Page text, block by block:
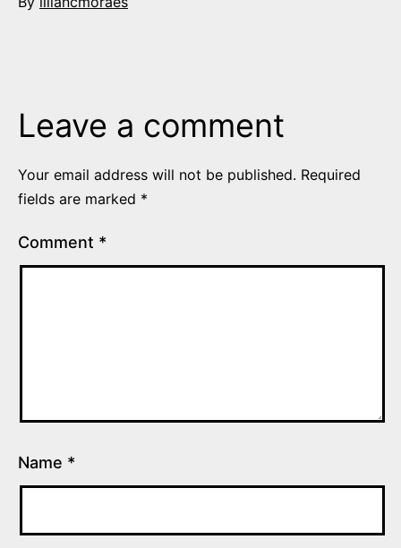
Leave a comment
Your email address will not be published. Required
fields are marked *
Comment *
Name *